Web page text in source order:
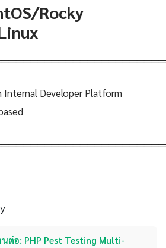
Rocky
Internal Developer Platform
ต่อ: PHP Pest Testing Multi-